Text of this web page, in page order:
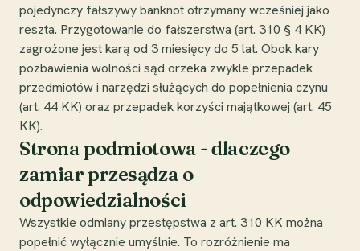
pojedynczy fałszywy banknot otrzymany wcześniej jako
reszta. Przygotowanie do fałszerstwa (art. 310 § 4 KK)
zagrożone jest karą od 3 miesięcy do 5 lat. Obok kary
pozbawienia wolności sąd orzeka zwykle przepadek
przedmiotów i narzędzi służących do popełnienia czynu
(art. 44 KK) oraz przepadek korzyści majątkowej (art. 45
KK).
Strona podmiotowa - dlaczego
zamiar przesądza o
odpowiedzialności
Wszystkie odmiany przestępstwa z art. 310 KK można
popełnić wyłącznie umyślnie. To rozróżnienie ma